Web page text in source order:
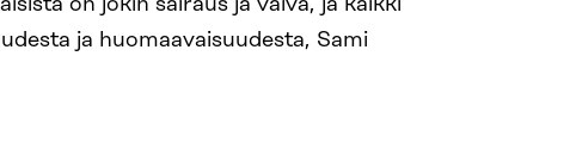
on jokin sairaus ja vaiva, ja kaikki
ja huomaavaisuudesta, Sami